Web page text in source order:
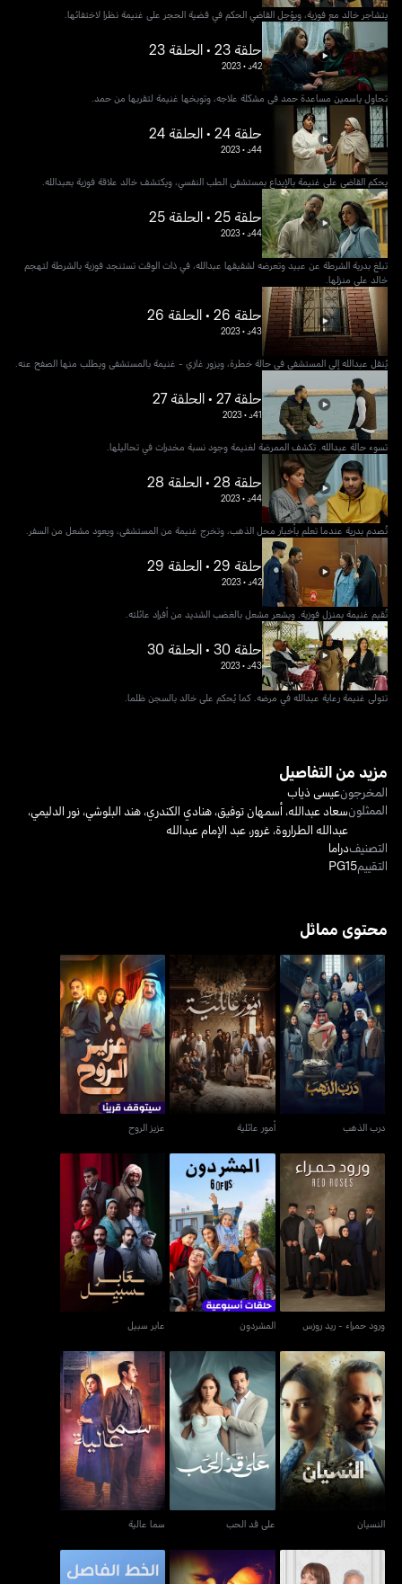
يتشاجر خالد مع فوزية، ويؤجل القاضي الحكم في قضية الحجر على غنيمة نظرا لاختفائها.
حلقة 23 • الحلقة 23
42د •
2023
تحاول ياسمين مساعدة حمد في مشكلة علاجه، وتوبخها غنيمة لتقربها من حمد.
حلقة 24 • الحلقة 24
44د •
2023
يحكم القاضي على غنيمة باﻹيداع بمستشفى الطب النفسي، ويكتشف خالد علاقة فوزية بعبدالله.
حلقة 25 • الحلقة 25
44د •
2023
تبلغ بدرية الشرطة عن عبيد وتعرضه لشقيقها عبدالله، في ذات الوقت تستنجد فوزية بالشرطة لتهجم
خالد على منزلها.
حلقة 26 • الحلقة 26
43د •
2023
يُنقل عبدالله إلى المستشفى في حالة خطرة، ويزور غازي - غنيمة بالمستشفى ويطلب منها الصفح عنه.
حلقة 27 • الحلقة 27
41د •
2023
تسوء حالة عبدالله. تكشف الممرضة لغنيمة وجود نسبة مخدرات في تحاليلها.
حلقة 28 • الحلقة 28
44د •
2023
تُصدم بدرية عندما تعلم بأخبار محل الذهب، وتخرج غنيمة من المستشفى، ويعود مشعل من السفر.
حلقة 29 • الحلقة 29
42د •
2023
تُقيم غنيمة بمنزل فوزية. ويشعر مشعل بالغضب الشديد من أفراد عائلته.
حلقة 30 • الحلقة 30
43د •
2023
تتولى غنيمة رعاية عبدالله في مرضه. كما يُحكم على خالد بالسجن ظلما.
مزيد من التفاصيل
المخرجونعيسى ذياب
الممثلونسعاد عبدالله،أسمهان توفيق،هنادي الكندري،هند البلوشي،نور الدليمي،
عبدالله الطراروة،غرور،عبد الإمام عبدالله
التصنيفدراما
التقييمPG15
محتوى مماثل
درب الذهب
درب الذهب
أمور عائلية
أمور عائلية
عزيز الروح
عزيز الروح
ورود حمراء - ريد روزس
ورود حمراء - ريد روزس
المشردون
المشردون
عابر سبيل
عابر سبيل
النسيان
النسيان
على قد الحب
على قد الحب
سما عالية
سما عالية